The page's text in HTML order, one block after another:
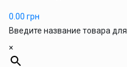
0.00 грн
Введите название товара
×